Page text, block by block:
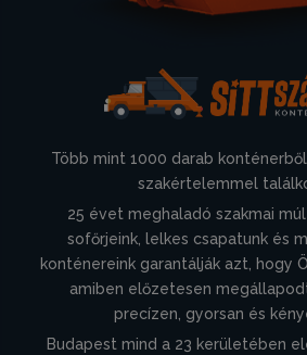
Több mint 1000 darab
szakértelemmel
25 évet meghaladó szakmai
sofőrjeink, lelkes csapatunk és
konténereink garantálják azt, hogy
amiben előzetesen
precízen, gyorsan és
Budapest mind a 23 kerületében